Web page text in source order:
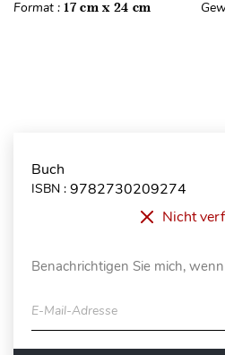
Format : 17 cm x 24 cm
Buch
ISBN : 9782730209274
Nicht
Benachrichtigen Sie mich,
E-Mail-Adresse